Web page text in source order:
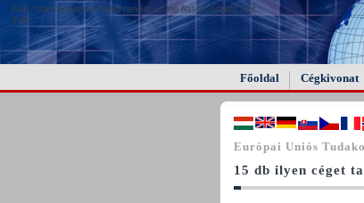
FAIL (the browser should render some flash content, not
this).
Főoldal Cégkivonat
Európai Uniós
15 db ilyen céget